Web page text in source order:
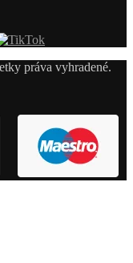
práva vyhradené.